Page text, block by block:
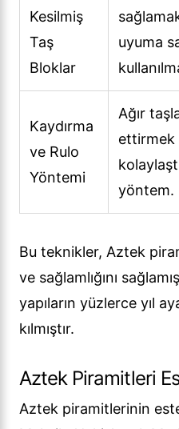
Kesilmiş
Taş
Bloklar
uyuma
Kaydırma
ve Rulo
Yöntemi
Ağır
ettirmek
yöntem.
Bu teknikler, Aztek
ve sağlamlığını
yapıların yüzlerce yıl
kılmıştır.
Aztek Piramitleri
Aztek piramitlerinin